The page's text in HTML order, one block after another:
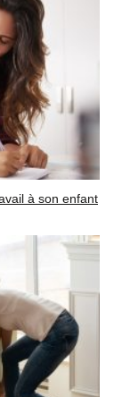
à son enfant